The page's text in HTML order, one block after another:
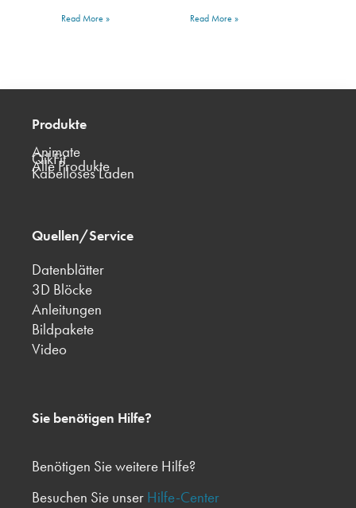
Read More » Read More »
Produkte
Animate
QikFit
Alle Produkte
Kabelloses Laden
Quellen/Service
Datenblätter
3D Blöcke
Anleitungen
Bildpakete
Video
Sie benötigen Hilfe?
Benötigen Sie weitere Hilfe?
Besuchen Sie unser Hilfe-Center